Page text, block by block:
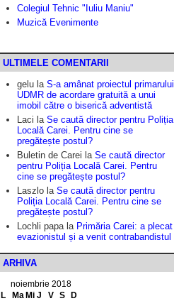
Colegiul Tehnic "Iuliu Maniu"
Muzică Evenimente
ULTIMELE COMENTARII
gelu la S-a amânat proiectul primarului
UDMR de acordare gratuită a unui
imobil către o biserică adventistă
Laci la Se caută director pentru Poliția
Locală Carei. Pentru cine se
pregătește postul?
Buletin de Carei la Se caută director
pentru Poliția Locală Carei. Pentru
cine se pregătește postul?
Laszlo la Se caută director pentru
Poliția Locală Carei. Pentru cine se
pregătește postul?
Lochli papala Primăria Carei: a plecat
evazionistul și a venit contrabandistul
ARHIVA
noiembrie 2018
L
Ma Mi J V S D